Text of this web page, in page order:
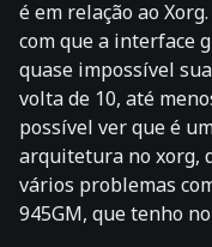
é em relação ao
com que a interface
quase impossível
volta de 10, até
possível ver que é
arquitetura no xorg,
vários problemas
945GM, que tenho